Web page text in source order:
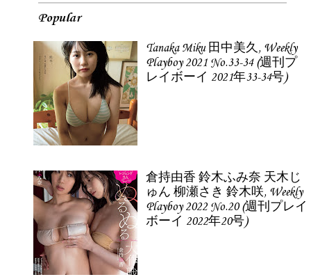
Popular
Tanaka Miku 田中美久, Weekly
Playboy 2021 No.33-34 (週刊プ
レイボーイ 2021年33-34号)
倉持由香 鈴木ふみ奈 天木じ
ゅん 柳瀬さき 鈴木咲, Weekly
Playboy 2022 No.20 (週刊プレイ
ボーイ 2022年20号)